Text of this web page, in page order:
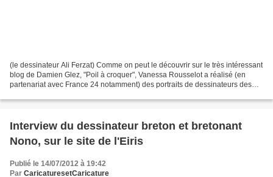
(le dessinateur Ali Ferzat) Comme on peut le découvrir sur le très intéressant
blog de Damien Glez, "Poil à croquer", Vanessa Rousselot a réalisé (en
partenariat avec France 24 notamment) des portraits de dessinateurs des
Interview du dessinateur breton et bretonant
Nono, sur le site de l'Eiris
Publié le 14/07/2012 à 19:42
Par CaricaturesetCaricature